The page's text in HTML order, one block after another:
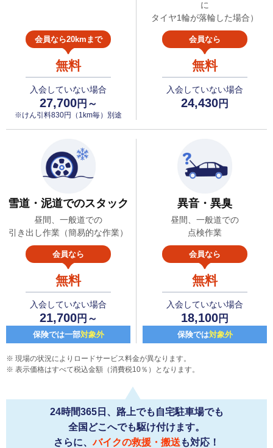
会員なら20kmまで
無料
入会していない場合
27,700円～
※けん引料830円（1km毎）別途
に
タイヤ1輪が落輪した場合）
会員なら
無料
入会していない場合
24,430円
雪道・泥道でのスタック
昼間、一般道での
引き出し作業（簡易的な作業）
会員なら
無料
入会していない場合
21,700円～
保険では一部対象外
異音・異臭
昼間、一般道での
点検作業
会員なら
無料
入会していない場合
18,100円
保険では対象外
現場の状況によりロードサービス料金が異なります。
表示価格はすべて税込金額（消費税10％）となります。
24時間365日、路上でも自宅駐車場でも
全国どこへでも駆け付けます。
さらに、バイクの救援・搬送 も対応！